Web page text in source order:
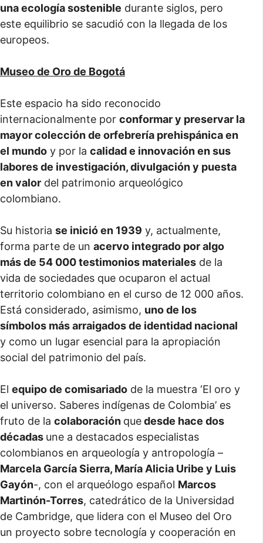
una ecología sostenible durante siglos, pero
este equilibrio se sacudió con la llegada de los
europeos.
Museo de Oro de Bogotá
Este espacio ha sido reconocido
internacionalmente por conformar y preservar la
mayor colección de orfebrería prehispánica en
el mundo y por la calidad e innovación en sus
labores de investigación, divulgación y puesta
en valor del patrimonio arqueológico
colombiano.
Su historia se inició en 1939 y, actualmente,
forma parte de un acervo integrado por algo
más de 54 000 testimonios materiales de la
vida de sociedades que ocuparon el actual
territorio colombiano en el curso de 12 000 años.
Está considerado, asimismo, uno de los
símbolos más arraigados de identidad nacional
y como un lugar esencial para la apropiación
social del patrimonio del país.
El equipo de comisariado de la muestra ‘El oro y
el universo. Saberes indígenas de Colombia’ es
fruto de la colaboración quedesde hace dos
décadas une a destacados especialistas
colombianos en arqueología y antropología –
Marcela García Sierra, María Alicia Uribe y Luis
Gayón-, con el arqueólogo español Marcos
Martinón-Torres, catedrático de la Universidad
de Cambridge, que lidera con el Museo del Oro
un proyecto sobre tecnología y cooperación en